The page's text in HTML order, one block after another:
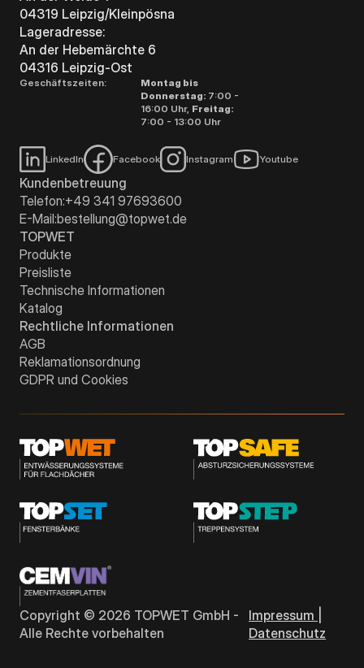
04319 Leipzig/Kleinpösna
Lageradresse:
An der Hebemärchte 6
04316 Leipzig-Ost
Geschäftszeiten:
Montag bis
Donnerstag: 7:00 -
16:00 Uhr, Freitag:
7:00 - 13:00 Uhr
LinkedIn Facebook Instagram Youtube
Kundenbetreuung
Telefon:+49 341 97693600
E-Mail:bestellung@topwet.de
TOPWET
Produkte
Preisliste
Technische Informationen
Katalog
Rechtliche Informationen
AGB
Reklamationsordnung
GDPR und Cookies
Copyright © 2026 TOPWET GmbH -
Alle Rechte vorbehalten
Impressum |
Datenschutz